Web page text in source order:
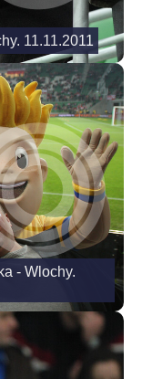
11.11.2011
- Wlochy.